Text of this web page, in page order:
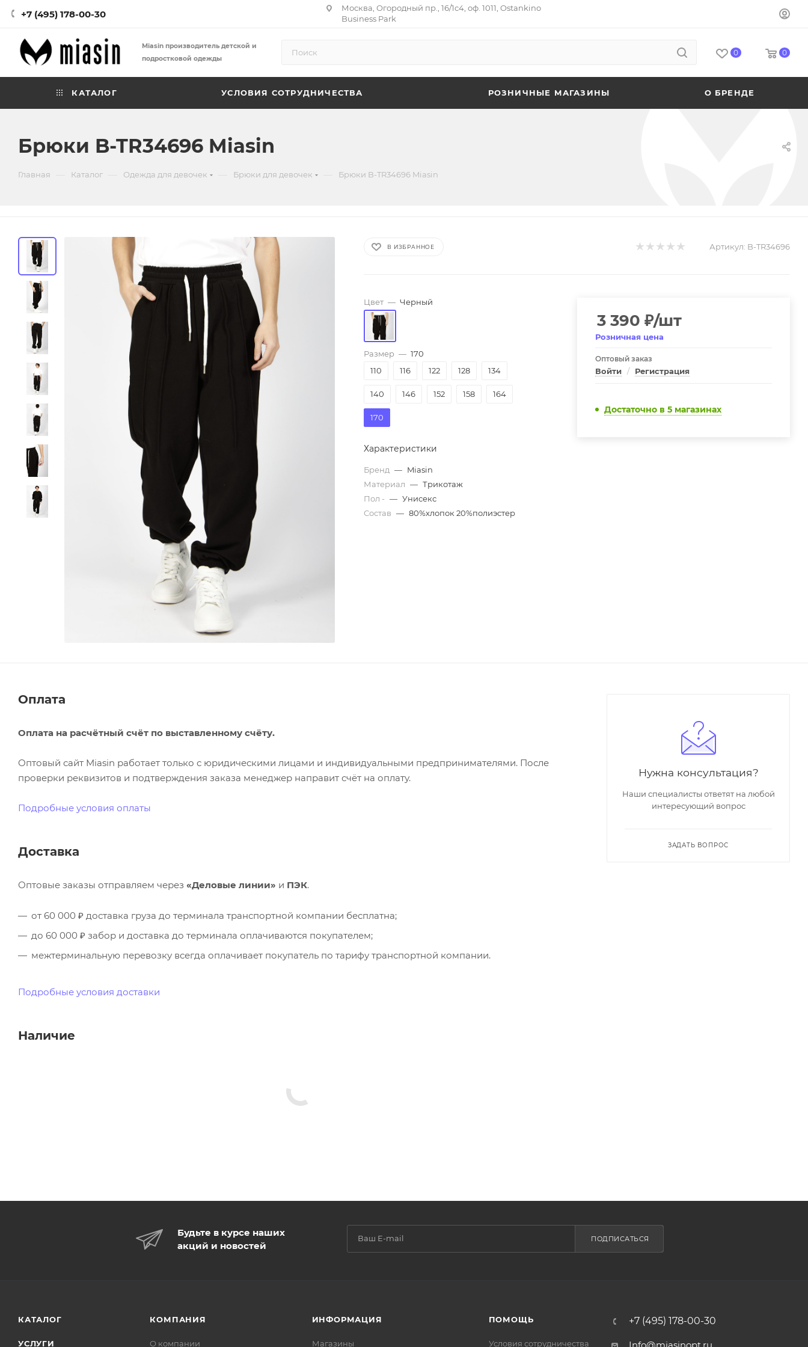
+7 (495) 178-00-30
Москва, Огородный пр., 16/1с4, оф. 1011, Ostankino
Business Park
Miasin производитель детской и
подростковой одежды
0 0
КАТАЛОГ УСЛОВИЯ СОТРУДНИЧЕСТВА РОЗНИЧНЫЕ МАГАЗИНЫ О БРЕНДЕ
Брюки B-TR34696 Miasin
Главная Каталог Одежда для девочек Брюки для девочек Брюки B-TR34696 Miasin
В ИЗБРАННОЕ Артикул: B-TR34696
Цвет — Черный
Размер — 170
110
116 122 128 134
140 146 152 158 164
170
Характеристики
Бренд — Miasin
Материал — Трикотаж
Пол - — Унисекс
Состав — 80%хлопок 20%полиэстер
3 390 ₽/шт
Розничная цена
Оптовый заказ
Войти / Регистрация
Достаточно в 5 магазинах
Оплата
Оплата на расчётный счёт по выставленному счёту.
Оптовый сайт Miasin работает только с юридическими лицами и индивидуальными предпринимателями. После
проверки реквизитов и подтверждения заказа менеджер направит счёт на оплату.
Подробные условия оплаты
Доставка
Оптовые заказы отправляем через «Деловые линии» и ПЭК.
от 60 000 ₽ доставка груза до терминала транспортной компании бесплатна;
до 60 000 ₽ забор и доставка до терминала оплачиваются покупателем;
межтерминальную перевозку всегда оплачивает покупатель по тарифу транспортной компании.
Подробные условия доставки
Наличие
Нужна консультация?
Наши специалисты ответят на любой
интересующий вопрос
ЗАДАТЬ ВОПРОС
Будьте в курсе наших
акций и новостей
ПОДПИСАТЬСЯ
КАТАЛОГ
УСЛУГИ
КОМПАНИЯ
О компании
ИНФОРМАЦИЯ
Магазины
ПОМОЩЬ
Условия сотрудничества
+7 (495) 178-00-30